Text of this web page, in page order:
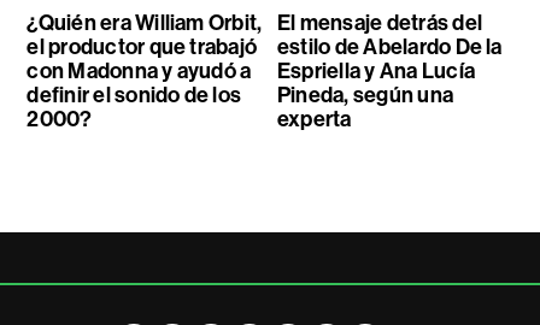
¿Quién era William Orbit,
el productor que trabajó
con Madonna y ayudó a
definir el sonido de los
2000?
El mensaje detrás del
estilo de Abelardo De la
Espriella y Ana Lucía
Pineda, según una
experta